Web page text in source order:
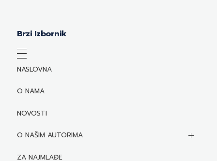
Brzi Izbornik
NASLOVNA
O NAMA
NOVOSTI
O NAŠIM AUTORIMA
Biografije autora
ZA NAJMLAĐE